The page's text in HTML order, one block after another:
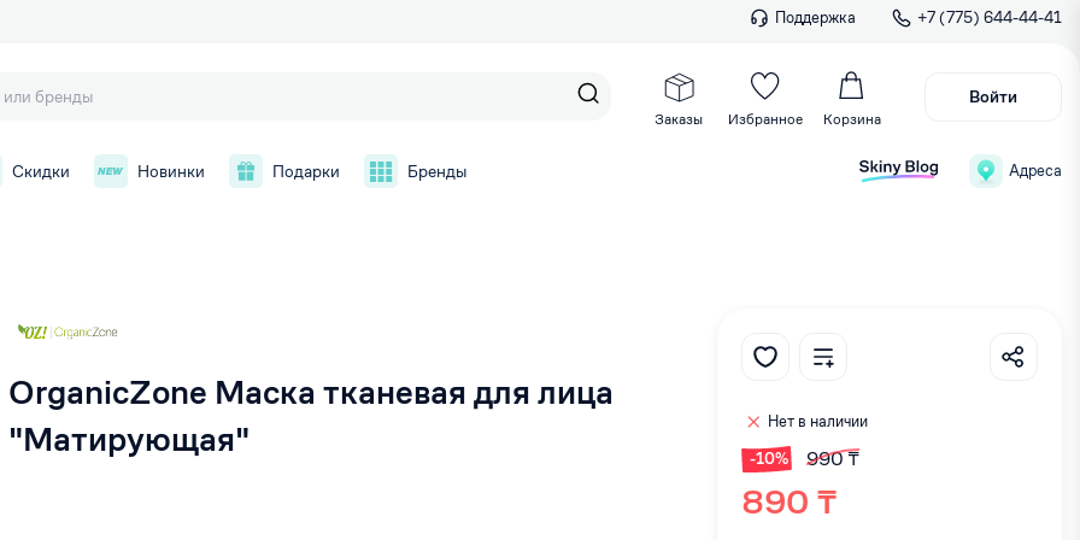
Поддержка +7 (775) 644-44-41
Заказы Избранное Корзина
Войти
Скидки Новинки Подарки Бренды Адреса
OrganicZone Маска тканевая для лица
"Матирующая"
Нет в наличии
-10%
990 ₸
890 ₸